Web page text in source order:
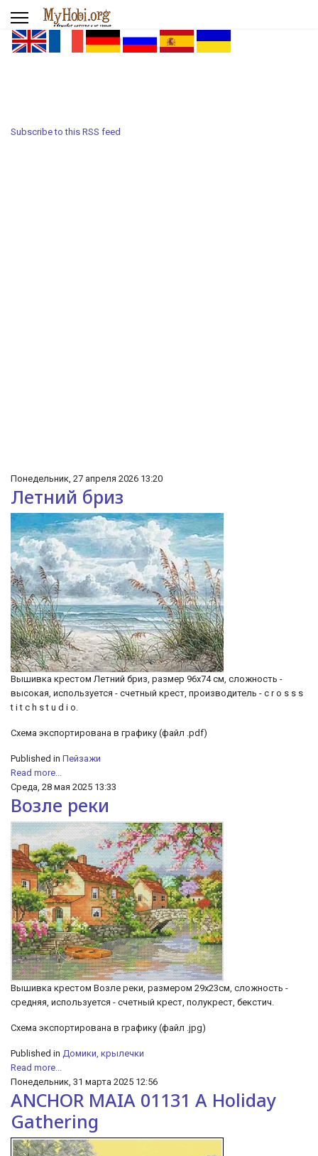
Subscribe to this RSS feed
Понедельник, 27 апреля 2026 13:20
Летний бриз
Вышивка крестом Летний бриз, размер 96х74 см, сложность -
высокая, используется - счетный крест, производитель - c r o s s s
t i t c h s t u d i o.
Схема экспортирована в графику (файл .pdf)
Published in Пейзажи
Read more...
Среда, 28 мая 2025 13:33
Возле реки
Вышивка крестом Возле реки, размером 29х23см, сложность -
средняя, используется - счетный крест, полукрест, бекстич.
Схема экспортирована в графику (файл .jpg)
Published in Домики, крылечки
Read more...
Понедельник, 31 марта 2025 12:56
ANCHOR MAIA 01131 A Holiday
Gathering